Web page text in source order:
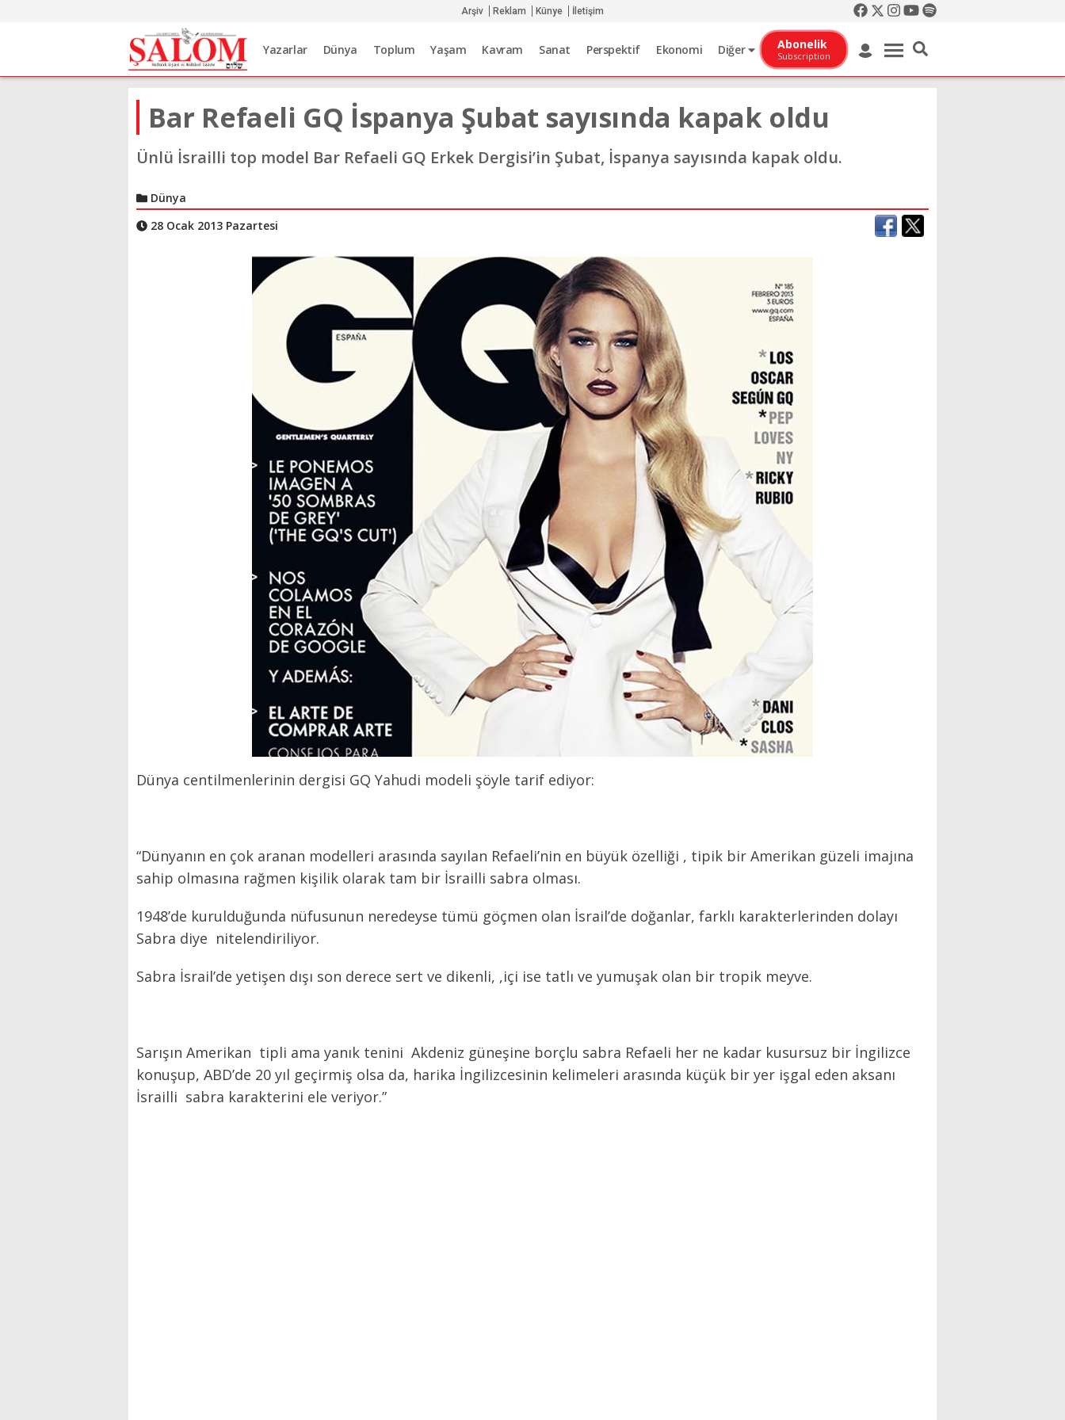
Arşiv Reklam Künye İletişim
Yazarlar Dünya Toplum Yaşam Kavram Sanat Perspektif Ekonomi Diğer Abonelik
Subscription
Bar Refaeli GQ İspanya Şubat sayısında kapak oldu
Ünlü İsrailli top model Bar Refaeli GQ Erkek Dergisi’in Şubat, İspanya sayısında kapak oldu.
Dünya
28 Ocak 2013 Pazartesi
Dünya centilmenlerinin dergisi GQ Yahudi modeli şöyle tarif ediyor:
“Dünyanın en çok aranan modelleri arasında sayılan Refaeli’nin en büyük özelliği , tipik bir Amerikan güzeli imajına
sahip olmasına rağmen kişilik olarak tam bir İsrailli sabra olması.
1948’de kurulduğunda nüfusunun neredeyse tümü göçmen olan İsrail’de doğanlar, farklı karakterlerinden dolayı
Sabra diye nitelendiriliyor.
Sabra İsrail’de yetişen dışı son derece sert ve dikenli, ,içi ise tatlı ve yumuşak olan bir tropik meyve.
Sarışın Amerikan tipli ama yanık tenini Akdeniz güneşine borçlu sabra Refaeli her ne kadar kusursuz bir İngilizce
konuşup, ABD’de 20 yıl geçirmiş olsa da, harika İngilizcesinin kelimeleri arasında küçük bir yer işgal eden aksanı
İsrailli sabra karakterini ele veriyor.”